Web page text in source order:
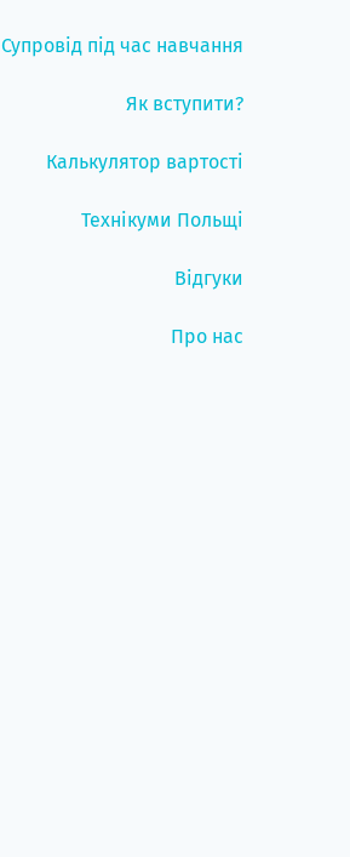
Супровід під час навчання
Як вступити?
Калькулятор вартості
Технікуми Польщі
Відгуки
Про нас